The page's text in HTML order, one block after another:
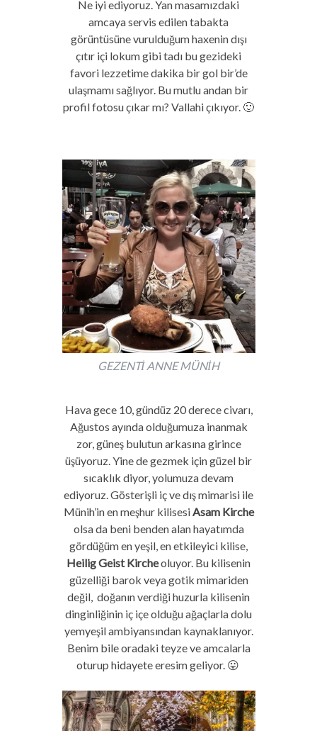
Ne iyi ediyoruz. Yan masamızdaki
amcaya servis edilen tabakta
görüntüsüne vurulduğum haxenin dışı
çıtır içi lokum gibi tadı bu gezideki
favori lezzetime dakika bir gol bir’de
ulaşmamı sağlıyor. Bu mutlu andan bir
profil fotosu çıkar mı? Vallahi çıkıyor. 🙂
GEZENTİ ANNE MÜNİH
Hava gece 10, gündüz 20 derece civarı,
Ağustos ayında olduğumuza inanmak
zor, güneş bulutun arkasına girince
üşüyoruz. Yine de gezmek için güzel bir
sıcaklık diyor, yolumuza devam
ediyoruz. Gösterişli iç ve dış mimarisi ile
Münih’in en meşhur kilisesi Asam Kirche
olsa da beni benden alan hayatımda
gördüğüm en yeşil, en etkileyici kilise,
Heilig Geist Kircheoluyor. Bu kilisenin
güzelliği barok veya gotik mimariden
değil, doğanın verdiği huzurla kilisenin
dinginliğinin iç içe olduğu ağaçlarla dolu
yemyeşil ambiyansından kaynaklanıyor.
Benim bile oradaki teyze ve amcalarla
oturup hidayete eresim geliyor. 😛